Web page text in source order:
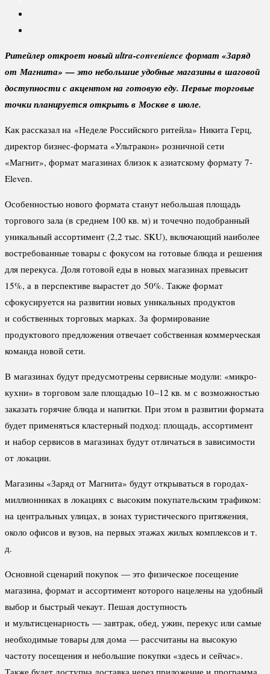
Ритейлер откроет новый ultra-convenience формат «Заряд
от Магнита» — это небольшие удобные магазины в шаговой
доступности с акцентом на готовую еду. Первые торговые
точки планируется открыть в Москве в июле.
Как рассказал на «Неделе Российского ритейла» Никита Герц,
директор бизнес-формата «Ультракон» розничной сети
«Магнит», формат магазинах близок к азиатскому формату 7-
Eleven.
Особенностью нового формата станут небольшая площадь
торгового зала (в среднем 100 кв. м) и точечно подобранный
уникальный ассортимент (2,2 тыс. SKU), включающий наиболее
востребованные товары с фокусом на готовые блюда и решения
для перекуса. Доля готовой еды в новых магазинах превысит
15%, а в перспективе вырастет до 50%. Также формат
сфокусируется на развитии новых уникальных продуктов
и собственных торговых марках. За формирование
продуктового предложения отвечает собственная коммерческая
команда новой сети.
В магазинах будут предусмотрены сервисные модули: «микро-
кухни» в торговом зале площадью 10–12 кв. м с возможностью
заказать горячие блюда и напитки. При этом в развитии формата
будет применяться кластерный подход: площадь, ассортимент
и набор сервисов в магазинах будут отличаться в зависимости
от локации.
Магазины «Заряд от Магнита» будут открываться в городах-
миллионниках в локациях с высоким покупательским трафиком:
на центральных улицах, в зонах туристического притяжения,
около офисов и вузов, на первых этажах жилых комплексов и т.
д.
Основной сценарий покупок — это физическое посещение
магазина, формат и ассортимент которого нацелены на удобный
выбор и быстрый чекаут. Пешая доступность
и мультисценарность — завтрак, обед, ужин, перекус или самые
необходимые товары для дома — рассчитаны на высокую
частоту посещения и небольшие покупки «здесь и сейчас».
Также будет доступна доставка через приложение и программа